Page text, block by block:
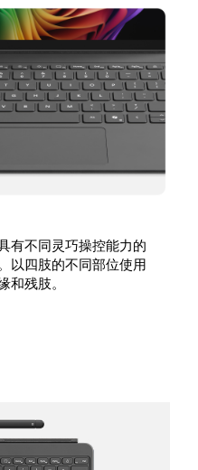
有不同灵巧操控能力的
以四肢的不同部位使用
残肢。